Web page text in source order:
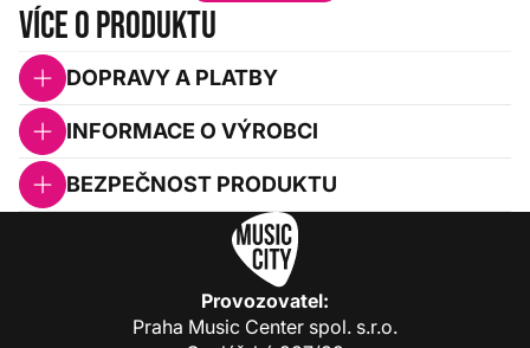
Více o produktu
DOPRAVY A PLATBY
INFORMACE O VÝROBCI
BEZPEČNOST PRODUKTU
Provozovatel:
Praha Music Center spol. s.r.o.